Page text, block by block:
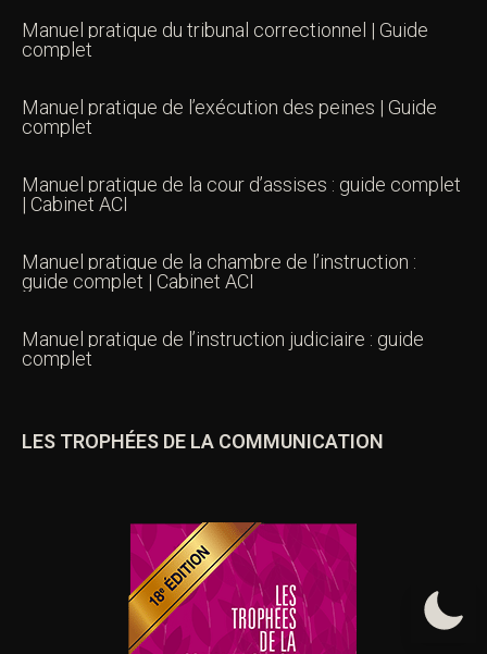
Manuel pratique du tribunal correctionnel | Guide
complet
Manuel pratique de l’exécution des peines | Guide
complet
Manuel pratique de la cour d’assises : guide complet
| Cabinet ACI
Manuel pratique de la chambre de l’instruction :
guide complet | Cabinet ACI
Manuel pratique de l’instruction judiciaire : guide
complet
LES TROPHÉES DE LA COMMUNICATION